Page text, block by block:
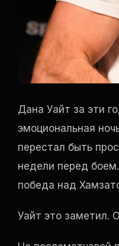
Дана Уайт за эти
эмоциональная
перестал быть
недели перед
победа над
Уайт это заметил.